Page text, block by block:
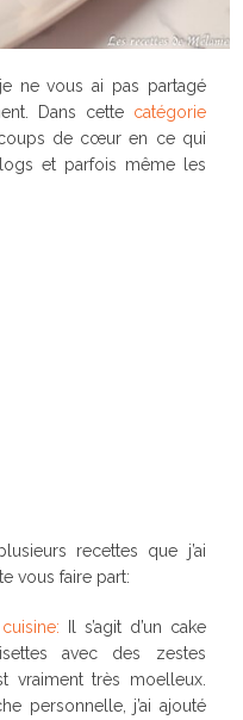
ne vous ai pas partagé
Dans cette catégorie
de cœur en ce qui
et parfois même les
recettes que j’ai
vous faire part:
Il s’agit d’un cake
avec des zestes
vraiment très moelleux.
personnelle, j’ai ajouté